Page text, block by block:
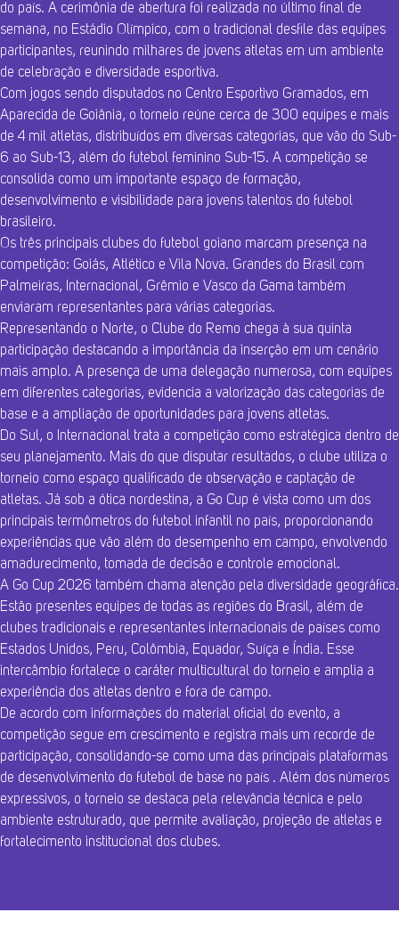
do país. A cerimônia de abertura foi realizada no último final de
semana, no Estádio Olímpico, com o tradicional desfile das equipes
participantes, reunindo milhares de jovens atletas em um ambiente
de celebração e diversidade esportiva.
Com jogos sendo disputados no Centro Esportivo Gramados, em
Aparecida de Goiânia, o torneio reúne cerca de 300 equipes e mais
de 4 mil atletas, distribuídos em diversas categorias, que vão do Sub-
6 ao Sub-13, além do futebol feminino Sub-15. A competição se
consolida como um importante espaço de formação,
desenvolvimento e visibilidade para jovens talentos do futebol
brasileiro.
Os três principais clubes do futebol goiano marcam presença na
competição: Goiás, Atlético e Vila Nova. Grandes do Brasil com
Palmeiras, Internacional, Grêmio e Vasco da Gama também
enviaram representantes para várias categorias.
Representando o Norte, o Clube do Remo chega à sua quinta
participação destacando a importância da inserção em um cenário
mais amplo. A presença de uma delegação numerosa, com equipes
em diferentes categorias, evidencia a valorização das categorias de
base e a ampliação de oportunidades para jovens atletas.
Do Sul, o Internacional trata a competição como estratégica dentro de
seu planejamento. Mais do que disputar resultados, o clube utiliza o
torneio como espaço qualificado de observação e captação de
atletas. Já sob a ótica nordestina, a Go Cup é vista como um dos
principais termômetros do futebol infantil no país, proporcionando
experiências que vão além do desempenho em campo, envolvendo
amadurecimento, tomada de decisão e controle emocional.
A Go Cup 2026 também chama atenção pela diversidade geográfica.
Estão presentes equipes de todas as regiões do Brasil, além de
clubes tradicionais e representantes internacionais de países como
Estados Unidos, Peru, Colômbia, Equador, Suíça e Índia. Esse
intercâmbio fortalece o caráter multicultural do torneio e amplia a
experiência dos atletas dentro e fora de campo.
De acordo com informações do material oficial do evento, a
competição segue em crescimento e registra mais um recorde de
participação, consolidando-se como uma das principais plataformas
de desenvolvimento do futebol de base no país . Além dos números
expressivos, o torneio se destaca pela relevância técnica e pelo
ambiente estruturado, que permite avaliação, projeção de atletas e
fortalecimento institucional dos clubes.